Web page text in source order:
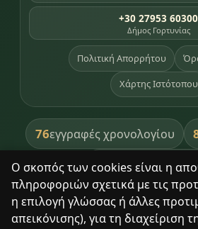
Ο σκοπός των cookies είναι η
πληροφοριών σχετικά με τις
η επιλογή γλώσσας ή άλλες
απεικόνισης), για τη διαχείριση
+30 27953 60300
Δήμος Γορτυνίας
Πολιτική Απορρήτου
Χάρτης Ιστότοπου
76εγγραφές χρονολογίου
391βιβλία
8σημεία